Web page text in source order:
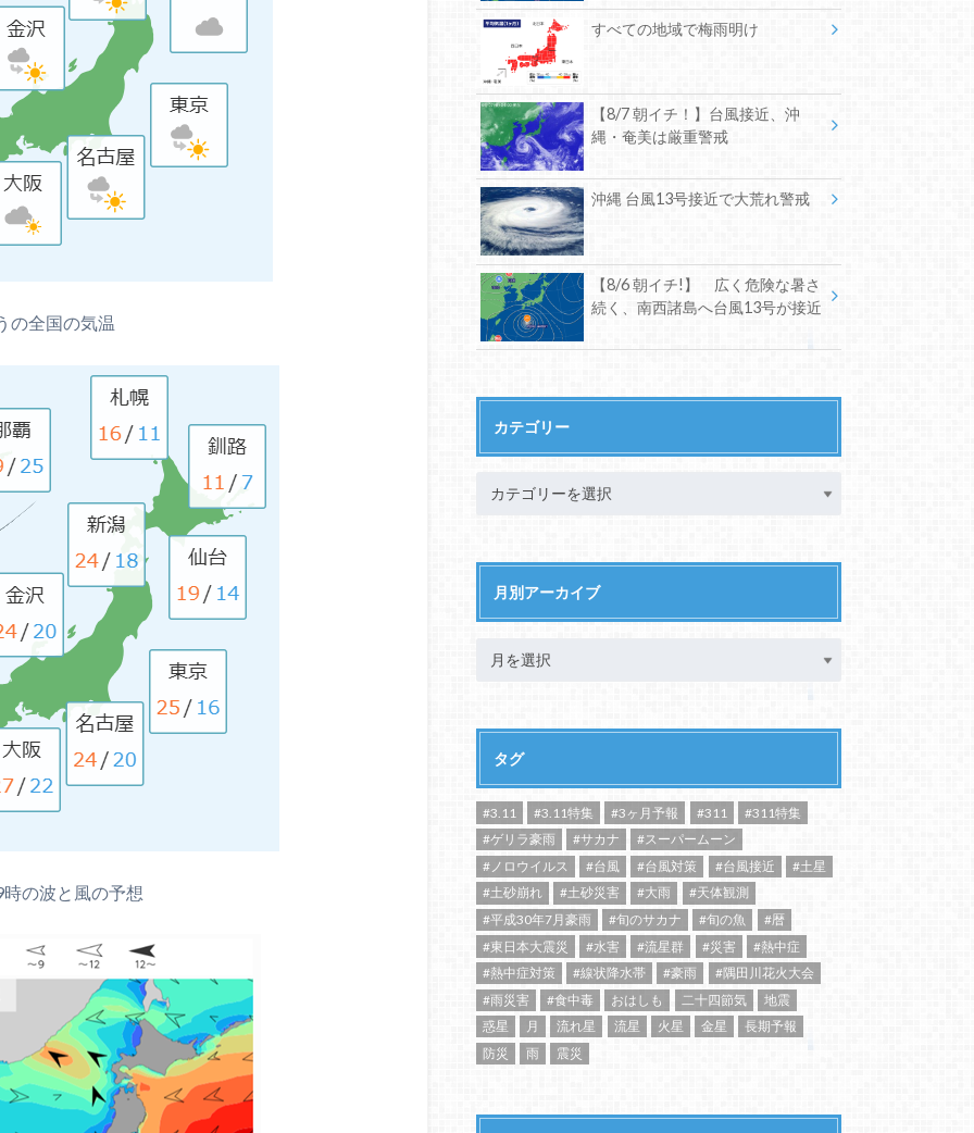
の全国の気温
の波と風の予想
すべての地域で梅雨明け
【8/7 朝イチ！】台風接近、沖
縄・奄美は厳重警戒
沖縄 台風13号接近で大荒れ警戒
【8/6 朝イチ!】 広く危険な暑さ
続く、南西諸島へ台風13号が接近
カテゴリー
月別アーカイブ
タグ
#3.11 #3.11特集 #3ヶ月予報 #311
#311特集
#ゲリラ豪雨
#サカナ
#スーパームーン
#ノロウイルス
#台風 #台風対策 #台風接近
#土星
#土砂崩れ
#土砂災害 #大雨
#天体観測
#平成30年7月豪雨
#旬のサカナ #旬の魚
#暦
#東日本大震災
#水害 #流星群 #災害
#熱中症
#熱中症対策
#線状降水帯 #豪雨
#隅田川花火大会
#雨災害
#食中毒 おはしも 二十四節気
地震
惑星
月 流れ星 流星 火星 金星
長期予報
防災
雨 震災